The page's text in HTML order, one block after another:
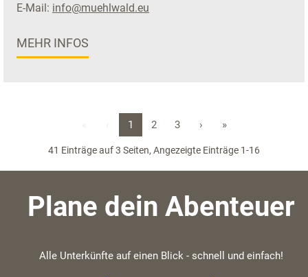
E-Mail: info@muehlwald.eu
MEHR INFOS
1 2 3 › »
41 Einträge auf 3 Seiten, Angezeigte Einträge 1-16
Plane dein Abenteuer
Alle Unterkünfte auf einen Blick - schnell und einfach!